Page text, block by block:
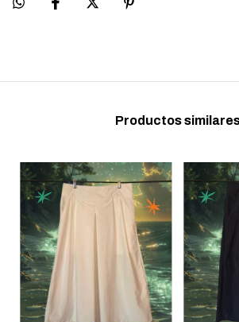
Productos